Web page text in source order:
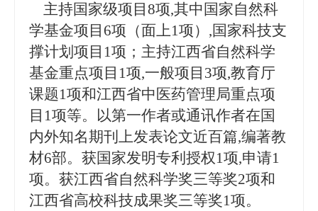
主持国家级项目8项,其中国家自然科
学基金项目6项（面上1项）,国家科技支
撑计划项目1项；主持江西省自然科学
基金重点项目1项,一般项目3项,教育厅
课题1项和江西省中医药管理局重点项
目1项等。以第一作者或通讯作者在国
内外知名期刊上发表论文近百篇,编著教
材6部。 获国家发明专利授权1项,申请1
项。 获江西省自然科学奖三等奖2项和
江西省高校科技成果奖三等奖1项。